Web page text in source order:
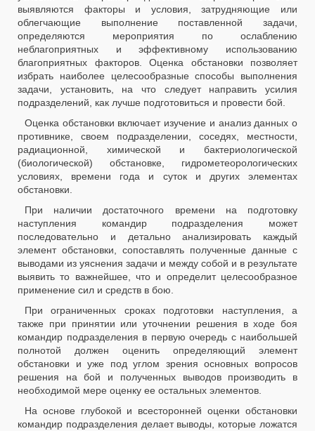
выявляются факторы и условия, затрудняющие или
облегчающие выполнение поставленной задачи,
определяются мероприятия по ослаблению
неблагоприятных и эффективному использованию
благоприятных факторов. Оценка обстановки позволяет
избрать наиболее целесообразные способы выполнения
задачи, установить, на что следует направить усилия
подразделений, как лучше подготовиться и провести бой.
Оценка обстановки включает изучение и анализ данных о
противнике, своем подразделении, соседях, местности,
радиационной, химической и бактериологической
(биологической) обстановке, гидрометеорологических
условиях, времени года и суток и других элементах
обстановки.
При наличии достаточного времени на подготовку
наступления командир подразделения может
последовательно и детально анализировать каждый
элемент обстановки, сопоставлять полученные данные с
выводами из уяснения задачи и между собой и в результате
выявить то важнейшее, что и определит целесообразное
применение сил и средств в бою.
При ограниченных сроках подготовки наступления, а
также при принятии или уточнении решения в ходе боя
командир подразделения в первую очередь с наибольшей
полнотой должен оценить определяющий элемент
обстановки и уже под углом зрения основных вопросов
решения на бой и полученных выводов производить в
необходимой мере оценку ее остальных элементов.
На основе глубокой и всесторонней оценки обстановки
командир подразделения делает выводы, которые ложатся